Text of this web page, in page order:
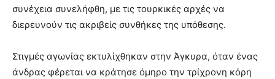
συνέχεια συνελήφθη, με τις τουρκικές αρχές να
διερευνούν τις ακριβείς συνθήκες της υπόθεσης.
Στιγμές αγωνίας εκτυλίχθηκαν στην Άγκυρα, όταν ένας
άνδρας φέρεται να κράτησε όμηρο την τρίχρονη κόρη